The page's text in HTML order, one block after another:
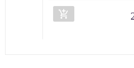
add_shopping_cart